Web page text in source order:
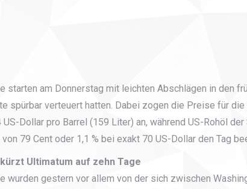
starten am Donnerstag mit leichten Abschlägen in den
spürbar verteuert hatten. Dabei zogen die Preise für
US-Dollar pro Barrel (159 Liter) an, während US-Rohöl
79 Cent oder 1,1 % bei exakt 70 US-Dollar den Tag
Ultimatum auf zehn Tage
wurden gestern vor allem von der sich zwischen